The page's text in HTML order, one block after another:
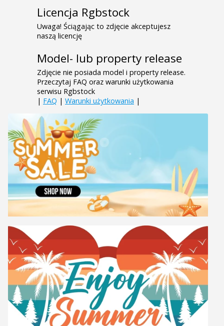
Licencja Rgbstock
Uwaga! Ściągając to zdjęcie akceptujesz
naszą licencję
Model- lub property release
Zdjęcie nie posiada model i property release.
Przeczytaj FAQ oraz warunki użytkowania
serwisu Rgbstock
| FAQ | Warunki użytkowania |